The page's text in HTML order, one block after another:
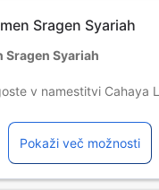
ležiščih je brezplačno.
postelj je odvisna
Sragen Syariah
Sragen Syariah
v namestitvi Cahaya
so nekatere sobe v tem
napravo.
Pokaži več možnosti